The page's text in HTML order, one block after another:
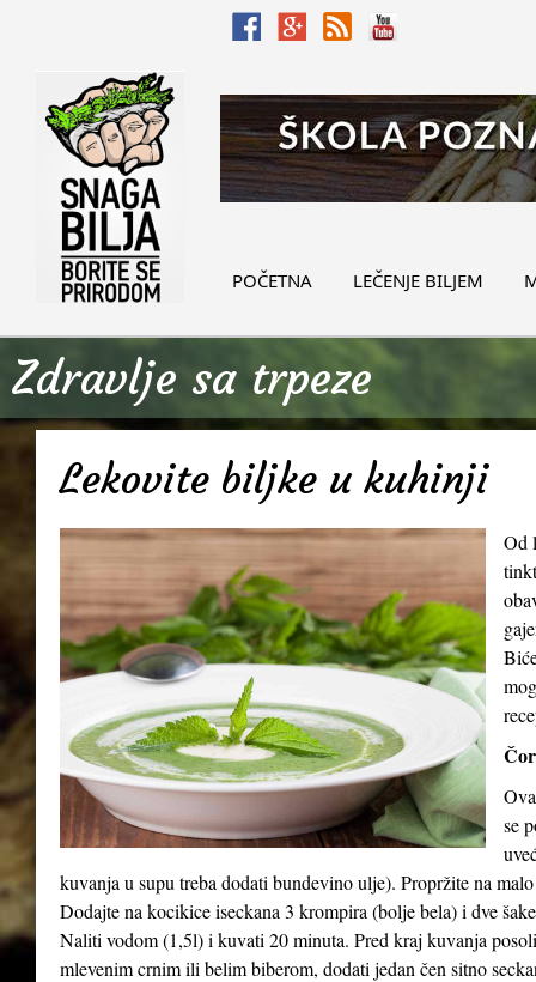
POČETNA LEČENJE BILJEM
Zdravlje sa trpeze
Lekovite biljke u kuhinji
Od
se
kuvanja u supu treba dodati bundevino ulje). Propržite na
Dodajte na kocikice iseckana 3 krompira (bolje bela) i dve
Naliti vodom (1,5l) i kuvati 20 minuta. Pred kraj kuvanja
mlevenim crnim ili belim biberom, dodati jedan čen sitno